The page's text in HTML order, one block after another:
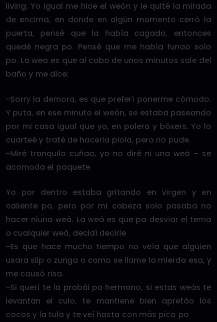
living. Yo igual me hice el weón y le quité la mirada
de encima, en donde en algún momento cerró la
puerta, pensé que la había cagado, entonces
quedé negra po. Pensé que me había funao solo
po. La wea es que al cabo de unos minutos sale del
baño y me dice:
-Sorry la demora, es que preferí ponerme cómodo.
Y puta, en ese minuto el weón, se estaba paseando
por mi casa igual que yo, en polera y bóxers. Yo lo
cuarteé y traté de hacerla piola, pero no pude.
-Miré tranquilo cuñao, yo no diré ni una weá – se
acomoda el paquete
Yo por dentro estaba gritando en virgen y en
caliente po, pero por mi cabeza solo pasaba no
hacer niuna weá. La weá es que pa desviar el tema
o cualquier weá, decidí decirle
-Es que hace mucho tiempo no veía que alguien
usara slip o zunga o como se llame la mierda esa, y
me causó risa.
-Si querí te la probái po hermano, si estas weás te
levantan el culo, te mantiene bien apretáo los
cocos y la tula y te veí hasta con más pico po